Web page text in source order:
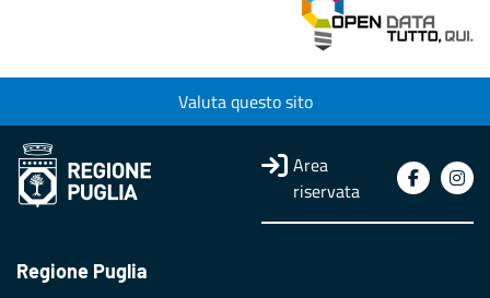
Valuta questo sito
Area
riservata
Regione Puglia